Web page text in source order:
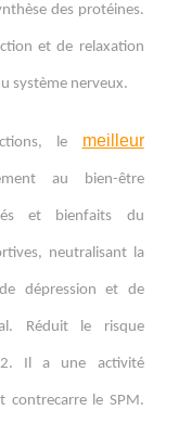
des protéines.
et de relaxation
système nerveux.
le meilleur
au bien-être
et bienfaits du
neutralisant la
dépression et de
Réduit le risque
2. Il a une activité
contrecarre le SPM.